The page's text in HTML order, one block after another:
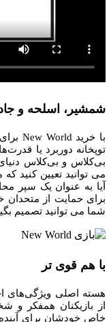
شمشیر، اسلحه و
توپخانه دوربرد یا
بی‌کلاس و بی‌کلاس
می توانید تعیین کنید
آیا به عنوان یک سپر
برای حمایت از
شما می توانید تصمیم
با هم قوی تر
هسته اصلی ویژگی‌های
از بازیکنان همفکر و
خاص خودشان برای